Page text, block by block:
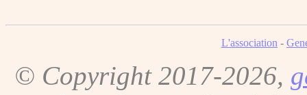
L'association -
© Copyright 2017-2026,